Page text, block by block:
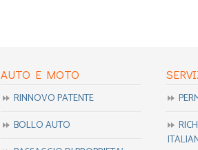
AUTO E MOTO
RINNOVO PATENTE
BOLLO AUTO